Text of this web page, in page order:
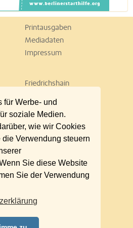
für Werbe- und
soziale Medien.
wie wir Cookies
Verwendung steuern
Sie diese Website
Sie der Verwendung
Printausgaben
Mediadaten
Impressum
Friedrichshain
Marzahn
Neukölln
Schöneberg
Steglitz
Umland Ost